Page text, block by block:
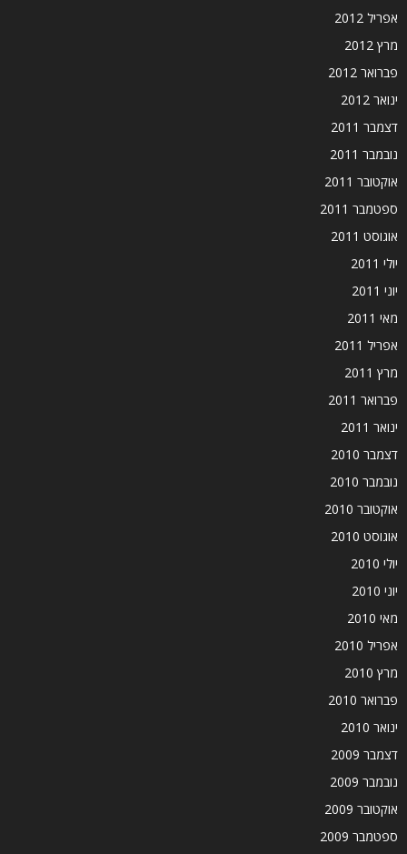
אפריל 2012
מרץ 2012
פברואר 2012
ינואר 2012
דצמבר 2011
נובמבר 2011
אוקטובר 2011
ספטמבר 2011
אוגוסט 2011
יולי 2011
יוני 2011
מאי 2011
אפריל 2011
מרץ 2011
פברואר 2011
ינואר 2011
דצמבר 2010
נובמבר 2010
אוקטובר 2010
אוגוסט 2010
יולי 2010
יוני 2010
מאי 2010
אפריל 2010
מרץ 2010
פברואר 2010
ינואר 2010
דצמבר 2009
נובמבר 2009
אוקטובר 2009
ספטמבר 2009